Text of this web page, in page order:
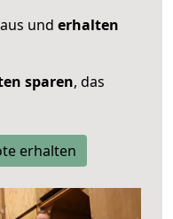
und erhalten
sparen, das
erhalten